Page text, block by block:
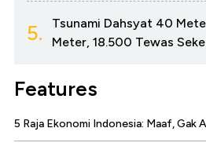
5.
Tsunami Dahsyat 40
Meter, 18.500 Tewas
Features
5 Raja Ekonomi Indonesia: Maaf, Gak